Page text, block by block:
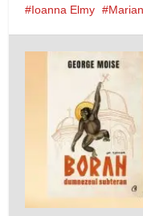
Ioanna Elmy